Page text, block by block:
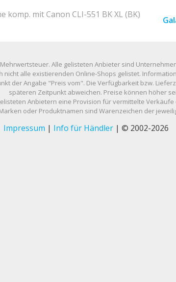
mit Canon CLI-551 BK XL (BK)
Alle gelisteten Anbieter sind Unternehmen
nicht alle existierenden Online-Shops gelistet.
der Angabe "Preis vom". Die Verfügbarkeit bzw.
späteren Zeitpunkt abweichen. Preise können höher
Anbietern eine Provision für vermittelte
oder Produktnamen sind Warenzeichen der
Impressum | Info für Händler| © 2002-2026